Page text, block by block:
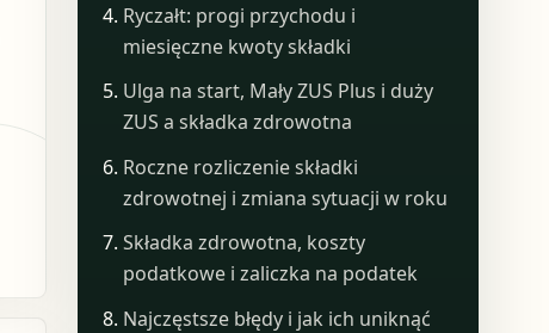
Ryczałt: progi przychodu i
miesięczne kwoty składki
Ulga na start, Mały ZUS Plus i duży
ZUS a składka zdrowotna
Roczne rozliczenie składki
zdrowotnej i zmiana sytuacji w roku
Składka zdrowotna, koszty
podatkowe i zaliczka na podatek
Najczęstsze błędy i jak ich uniknąć